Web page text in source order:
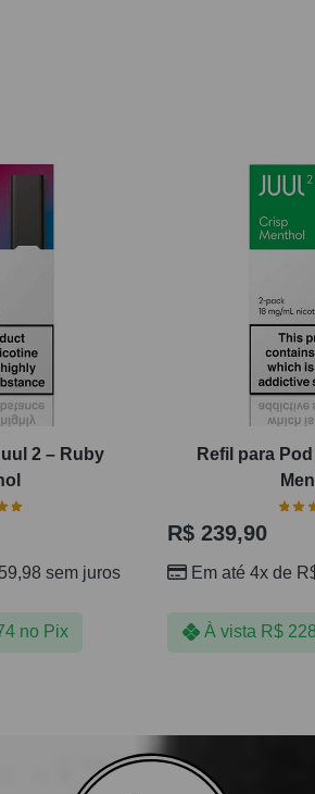
2 – Ruby
59,98 sem juros
no Pix
Refil para
R$239,90
Em até 4x de
À vista R$